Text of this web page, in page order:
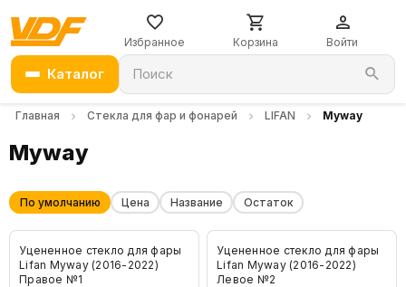
Избранное Корзина Войти
Каталог Поиск
Главная Стекла для фар и фонарей LIFAN Myway
Myway
По умолчанию Цена Название Остаток
Уцененное стекло для фары
Lifan Myway (2016-2022)
Правое №1
Уцененное стекло для фары
Lifan Myway (2016-2022)
Левое №2